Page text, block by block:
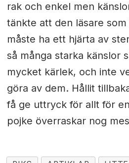
rak och enkel men
tänkte att den läsare
måste ha ett hjärta av
så många starka känslor
mycket kärlek, och inte
göra av dem. Hållit
få ge uttryck för allt för
pojke överraskar nog